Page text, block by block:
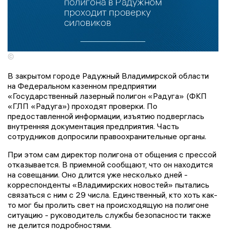
©
В закрытом городе Радужный Владимирской области
на Федеральном казенном предприятии
«Государственный лазерный полигон «Радуга» (ФКП
«ГЛП «Радуга») проходят проверки. По
предоставленной информации, изъятию подверглась
внутренняя документация предприятия. Часть
сотрудников допросили правоохранительные органы.
При этом сам директор полигона от общения с прессой
отказывается. В приемной сообщают, что он находится
на совещании. Оно длится уже несколько дней -
корреспонденты «Владимирских новостей» пытались
связаться с ним с 29 числа. Единственный, кто хоть как-
то мог бы пролить свет на происходящую на полигоне
ситуацию - руководитель службы безопасности также
не делится подробностями.